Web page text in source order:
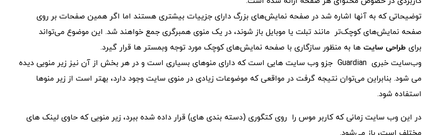
توضیحاتی که به آنها اشاره شد در صفحه نمایش‌های بزرگ دارای جزییات بیشتری هستند اما اگر همین صفحات بر روی
صفحه‌ نمایش‌های کوچک‌تر مانند تبلت یا موبایل باز شوند، در یک منوی همبرگری جمع خواهند شد. این موضوع می‌تواند
برای طراحی سایت‌ ها به‌ منظور سازگاری با صفحه ‌نمایش‌های کوچک مورد توجه وبمستر ها قرار گیرد.
وب‌سایت خبری Guardian جزو وب سایت هایی است که دارای منوهای بسیاری است و در هر بخش از آن نیز زیر منویی دیده
می شود. بنابراین می‌توان نتیجه گرفت در مواقعی که موضوعات زیادی در منوی سایت وجود دارد، بهتر است از زیر منوها
استفاده شود.
در این وب‌ سایت زمانی که کاربر موس را روی کتگوری (دسته بندی های) قرار داده ‌شده ببرد، زیر منویی که حاوی لینک ‌های